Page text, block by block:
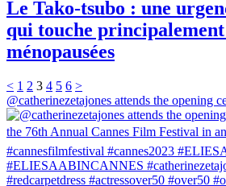
Le Tako-tsubo : une
qui touche principalement
ménopausées
< 1 2 3 4 5 6 >
@catherinezetajones attends the opening